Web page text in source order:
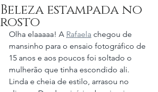
Beleza estampada no
rosto
Olha elaaaaa! A Rafaela chegou de
mansinho para o ensaio fotográfico de
15 anos e aos poucos foi soltado o
mulherão que tinha escondido ali.
Linda e cheia de estilo, arrasou no